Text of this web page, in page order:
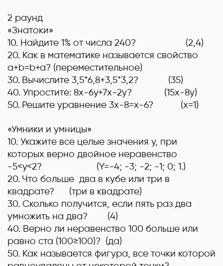
2 раунд
«Знатоки»
10. Найдите 1% от числа 240?
(2,4)
20. Как в математике называется свойство
a+b=b+a? (переместительное)
30. Вычислите 3,5*6,8+3,5*3,2? (35)
40. Упростите: 8х-6y+7x-2y? (15х-8у)
50. Решите уравнение 3x-8=x-6? (х=1)
«Умники и умницы»
10. Укажите все целые значения y, при
которых верно двойное неравенство
-5<y<2? (Y=-4; -3; -2; -1; 0; 1.)
20. Что больше два в кубе или три в
квадрате? (три в квадрате)
30. Сколько получится, если пять раз два
умножить на два? (4)
40. Верно ли неравенство 100 больше или
равно ста (100≥100)? (да)
50. Как называется фигура, все точки которой